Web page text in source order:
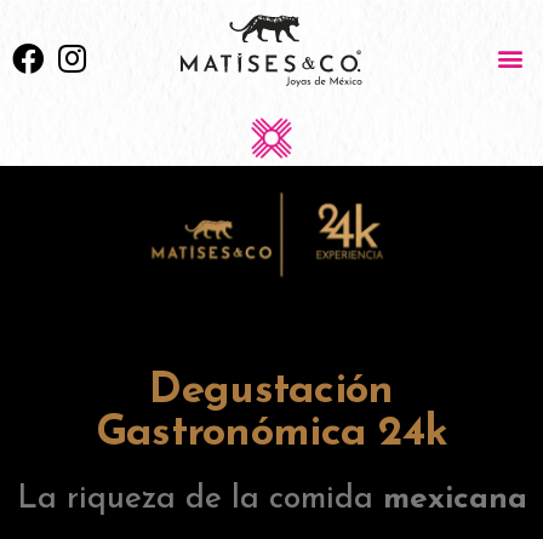
Degustación
Gastronómica 24k
La riqueza de la comida mexicana